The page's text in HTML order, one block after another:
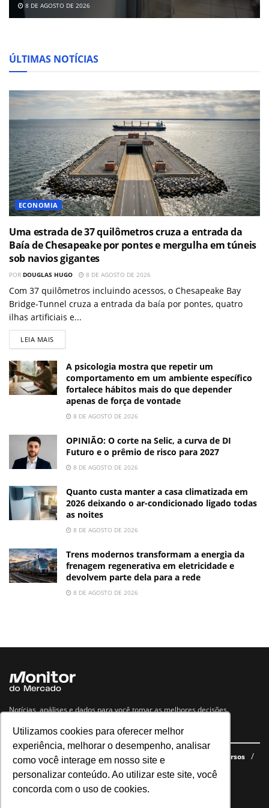
Utilizamos cookies para oferecer melhor
experiência, melhorar o desempenho, analisar
como você interage em nosso site e
personalizar conteúdo. Ao utilizar este site, você
concorda com o uso de cookies.
8 DE AGOSTO DE 2026
ÚLTIMAS NOTÍCIAS
ECONOMIA
Uma estrada de 37 quilômetros cruza a entrada da
Baía de Chesapeake por pontes e mergulha em túneis
sob navios gigantes
POR DOUGLAS HUGO 8 DE AGOSTO DE 2026
Com 37 quilômetros incluindo acessos, o Chesapeake Bay
Bridge-Tunnel cruza a entrada da baía por pontes, quatro
ilhas artificiais e...
LEIA MAIS
A psicologia mostra que repetir um
comportamento em um ambiente específico
fortalece hábitos mais do que depender
apenas de força de vontade
8 DE AGOSTO DE 2026
OPINIÃO: O corte na Selic, a curva de DI
Futuro e o prêmio de risco para 2027
8 DE AGOSTO DE 2026
Quanto custa manter a casa climatizada em
2026 deixando o ar-condicionado ligado todas
as noites
8 DE AGOSTO DE 2026
Trens modernos transformam a energia da
frenagem regenerativa em eletricidade e
devolvem parte dela para a rede
8 DE AGOSTO DE 2026
Notícias, análises e dados para você tomar as melhores decisões.
Navegue no site
Últimas notícias Quem somos E-books gratuitos
Cursos
Política de privacidade